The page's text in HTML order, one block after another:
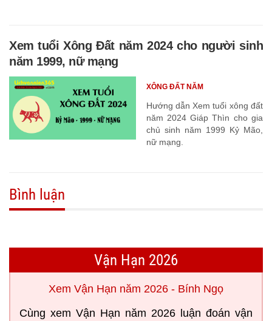
Xem tuổi Xông Đất năm 2024 cho người sinh
năm 1999, nữ mạng
Hướng dẫn Xem tuổi xông đất
năm 2024 Giáp Thìn cho gia
chủ sinh năm 1999 Kỷ Mão,
nữ mạng.
XÔNG ĐẤT NĂM
Bình luận
Vận Hạn 2026
Xem Vận Hạn năm 2026 - Bính Ngọ
Cùng xem Vận Hạn năm 2026 luận đoán vận